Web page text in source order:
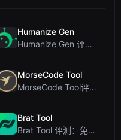
Humanize Gen
Humanize Gen 评测：深入探讨这款免费的 AI 人性化工具
MorseCode Tool
MorseCode Tool评测：带音频和灯光的免费在线文本转摩斯密码转换器
Brat Tool
Brat Tool 评测：免费在线 Charli XCX 风格 Brat 文字生成器